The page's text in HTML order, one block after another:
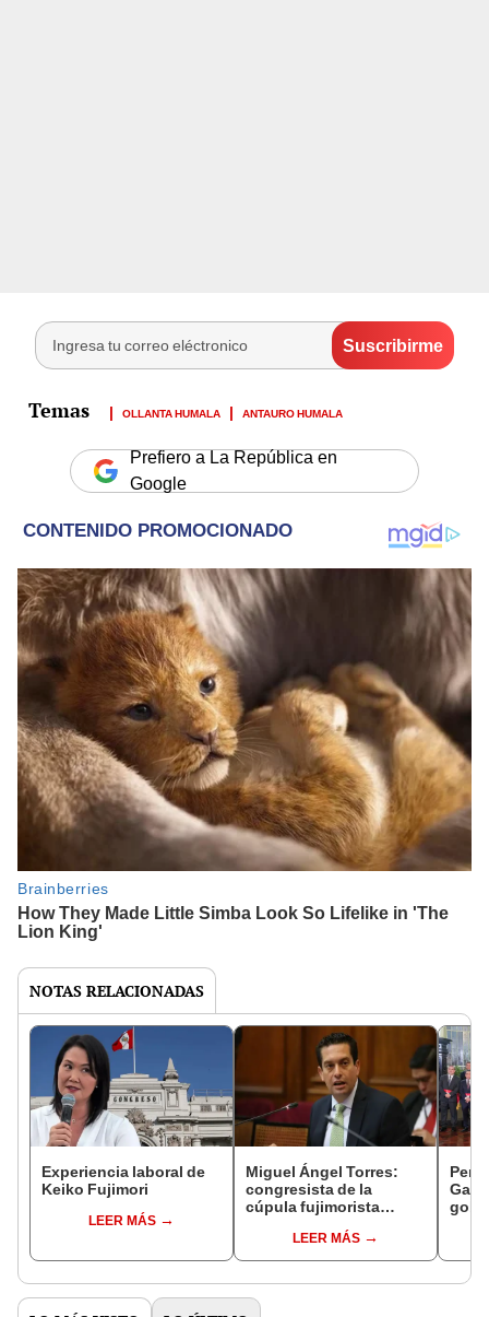
OLLANTA HUMALA ANTAURO HUMALA
Prefiero a La República en
Google
NOTAS RELACIONADAS
Experiencia laboral de
Keiko Fujimori
LEER MÁS
Miguel Ángel Torres:
congresista de la
cúpula fujimorista
del SenadoLEER MÁS